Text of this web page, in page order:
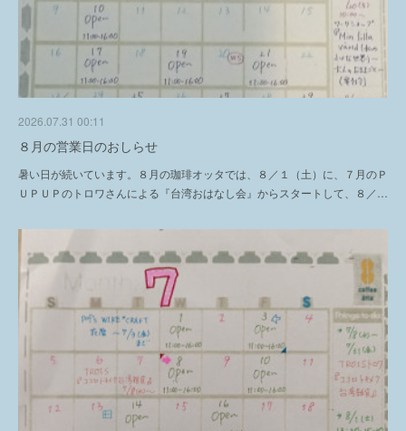
2026.07.31 00:11
８月の営業日のおしらせ
暑い日が続いています。８月の珈琲オッタでは、８／１（土）に、７月のＰ
ＵＰＵＰのトロワさんによる『台湾おはなし会』からスタートして、８／…